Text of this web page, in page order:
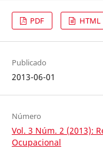
PDF HTML
Publicado
2013-06-01
Número
Vol. 3 Núm. 2 (2013):
Ocupacional